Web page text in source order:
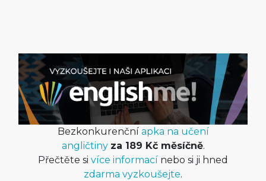
Bezkonkurenční apka na učení
angličtiny za 189 Kč měsíčně.
Přečtěte si více informací nebo si ji hned
zdarma vyzkoušejte.